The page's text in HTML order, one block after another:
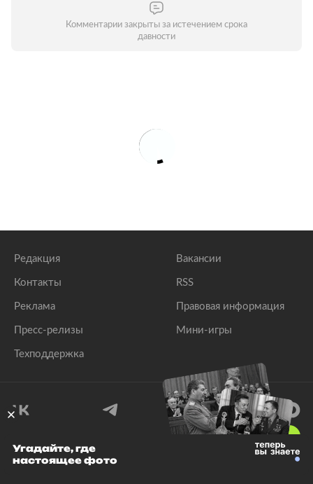
Комментарии закрыты за истечением срока
давности
Редакция
Контакты
Реклама
Пресс-релизы
Техподдержка
Вакансии
RSS
Правовая информация
Мини-игры
© 1999–2026 Все права защищены.
Угадайте, где
настоящее фото